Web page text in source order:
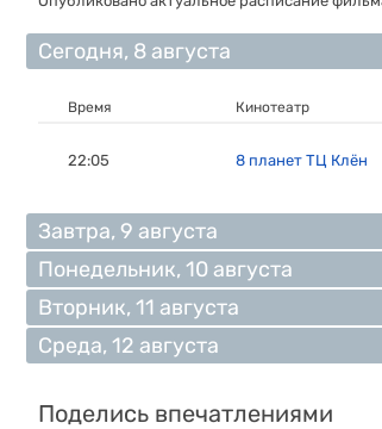
Сегодня, 8 августа
Время Кинотеатр
22:05 8 планет ТЦ Клён
Завтра, 9 августа
Понедельник, 10 августа
Вторник, 11 августа
Среда, 12 августа
Поделись впечатлениями